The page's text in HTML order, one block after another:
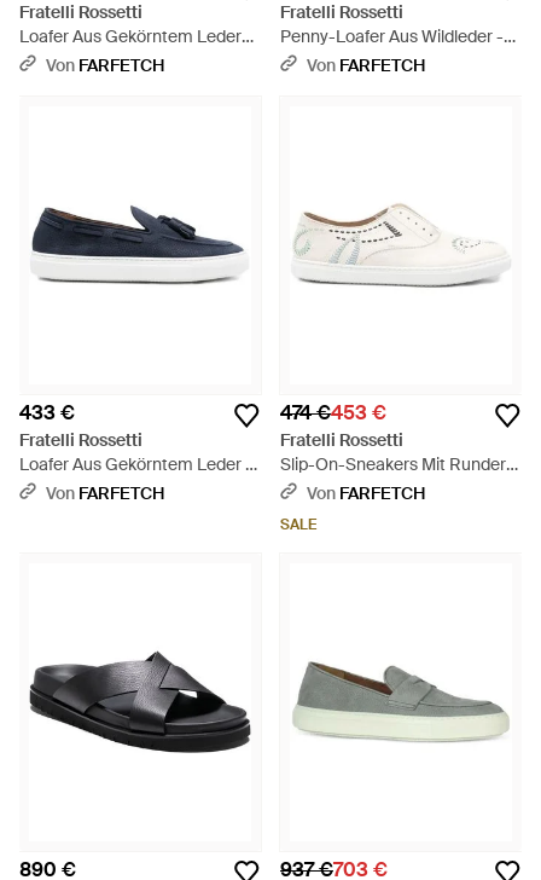
Fratelli Rossetti
Loafer Aus Gekörntem Leder
Mit Quasten - Weiß
Von FARFETCH
Fratelli Rossetti
Penny-Loafer Aus Wildleder -
Natur
Von FARFETCH
433 €
Fratelli Rossetti
Loafer Aus Gekörntem Leder -
BlauVon FARFETCH
474 €453 €
Fratelli Rossetti
Slip-On-Sneakers Mit Runder
Kappe - Weiß
Von FARFETCH
SALE
890 € 937 €703 €